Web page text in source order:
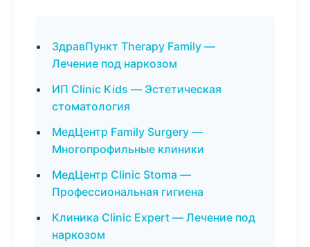
ЗдравПункт Therapy Family —
Лечение под наркозом
ИП Clinic Kids — Эстетическая
стоматология
МедЦентр Family Surgery —
Многопрофильные клиники
МедЦентр Clinic Stoma —
Профессиональная гигиена
Клиника Clinic Expert — Лечение под
наркозом